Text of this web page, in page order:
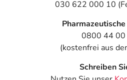
030 622 000 10
0800 44
(kostenfrei aus
Schreiben